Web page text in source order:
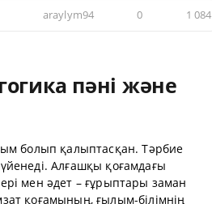
araylym94 0 1 084
пәні және
болып қалыптасқан. Тәрбие
Алғашқы қоғамдағы
мен әдет – ғұрыптары заман
қоғамының, ғылым-білімнің